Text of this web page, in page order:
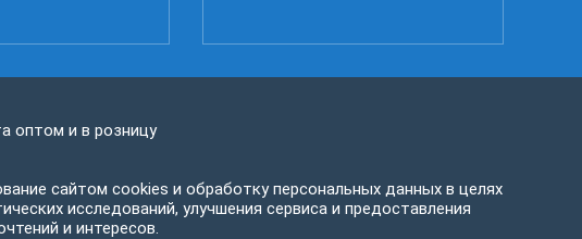
оптом и в розницу
сайтом cookies и обработку персональных данных в целях
исследований, улучшения сервиса и предоставления
и интересов.